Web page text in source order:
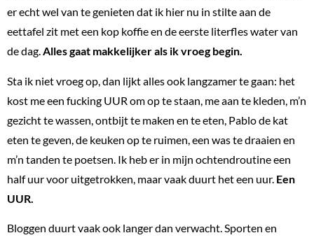
er echt wel van te genieten dat ik hier nu in stilte aan de
eettafel zit met een kop koffie en de eerste literfles water van
de dag.Alles gaat makkelijker als ik vroeg begin.
Sta ik niet vroeg op, dan lijkt alles ook langzamer te gaan: het
kost me een fucking UUR om op te staan, me aan te kleden, m’n
gezicht te wassen, ontbijt te maken en te eten, Pablo de kat
eten te geven, de keuken op te ruimen, een was te draaien en
m’n tanden te poetsen. Ik heb er in mijn ochtendroutine een
half uur voor uitgetrokken, maar vaak duurt het een uur. Een
UUR.
Bloggen duurt vaak ook langer dan verwacht. Sporten en